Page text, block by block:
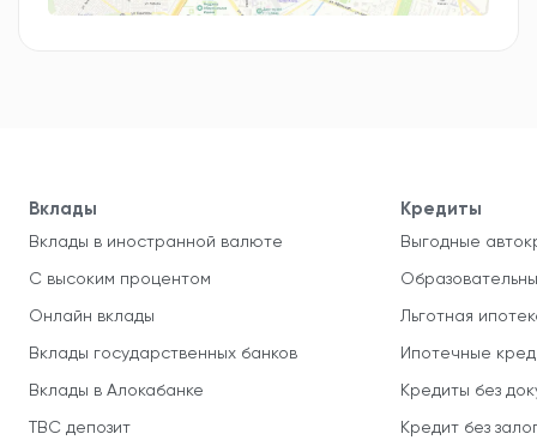
Вклады
Вклады в иностранной валюте
С высоким процентом
Онлайн вклады
Вклады государственных банков
Вклады в Алокабанке
TBC депозит
Кредиты
Выгодные
Льготная
Ипотечные
Кредиты без
Кредит без